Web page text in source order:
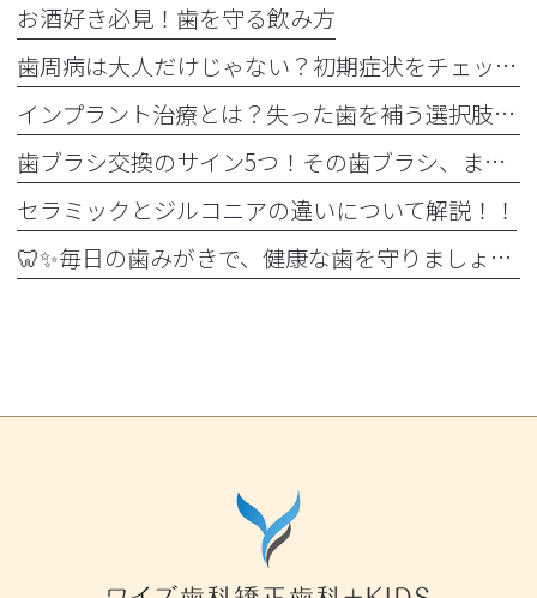
お酒好き必見！歯を守る飲み方
歯周病は大人だけじゃない？初期症状をチェック
インプラント治療とは？失った歯を補う選択肢を正しく知りましょう！！
歯ブラシ交換のサイン5つ！その歯ブラシ、まだ使っていませんか？🪥
セラミックとジルコニアの違いについて解説！！
🦷✨毎日の歯みがきで、健康な歯を守りましょう✨🪥